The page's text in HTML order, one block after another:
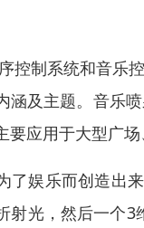
控制系统和音乐
涵及主题。音乐
要应用于大型广
了娱乐而创造出
射光，然后一个